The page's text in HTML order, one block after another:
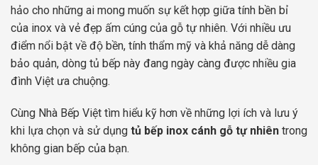
hảo cho những ai mong muốn sự kết hợp giữa tính bền bỉ
của inox và vẻ đẹp ấm cúng của gỗ tự nhiên. Với nhiều ưu
điểm nổi bật về độ bền, tính thẩm mỹ và khả năng dễ dàng
bảo quản, dòng tủ bếp này đang ngày càng được nhiều gia
đình Việt ưa chuộng.
Cùng Nhà Bếp Việt tìm hiểu kỹ hơn về những lợi ích và lưu ý
khi lựa chọn và sử dụng tủ bếp inox cánh gỗ tự nhiên trong
không gian bếp của bạn.